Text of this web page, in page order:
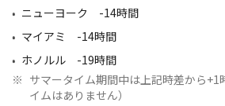
ニューヨーク -14時間
マイアミ -14時間
ホノルル -19時間
※ サマータイム期間中は上記時差から+1
イムはありません）